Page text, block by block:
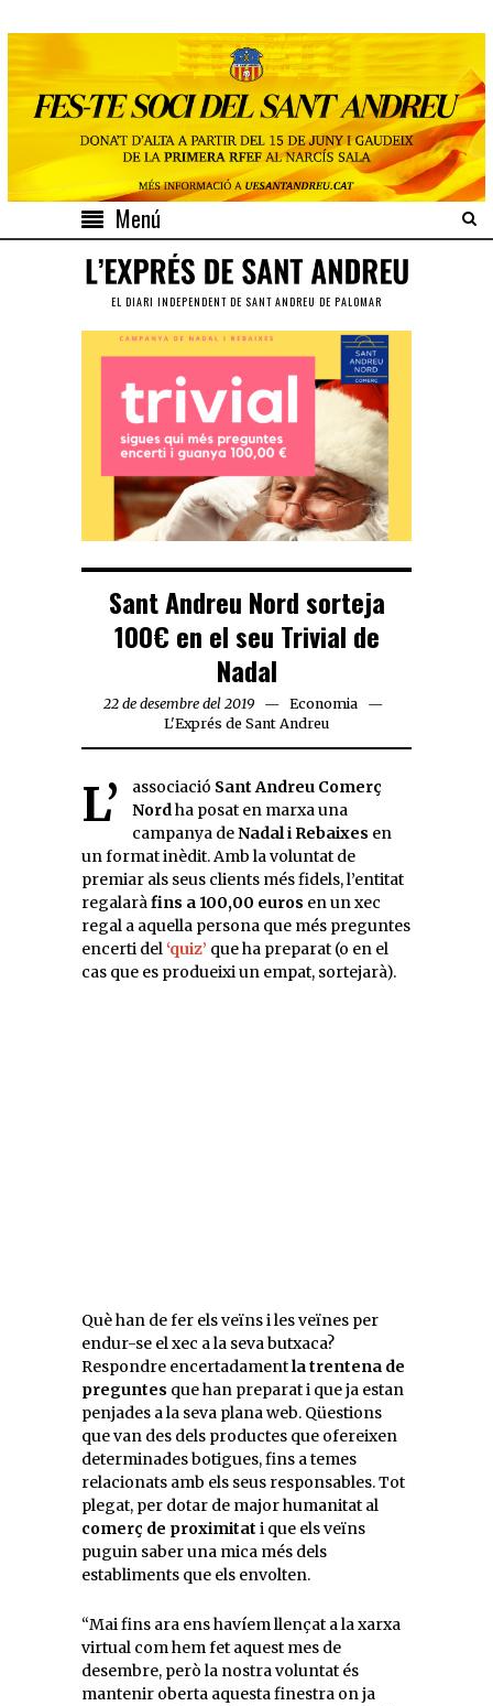
Menú
EL DIARI INDEPENDENT DE SANT ANDREU DE PALOMAR
Sant Andreu Nord sorteja
100€ en el seu Trivial de
Nadal
22 de desembre del 2019
Economia
L'Exprés de Sant Andreu
L’associació Sant Andreu Comerç
Nordha posat en marxa una
campanya deNadal i Rebaixes en
un format inèdit. Amb la voluntat de
premiar als seus clients més fidels, l’entitat
regalaràfins a 100,00 euros en un xec
regal a aquella persona que més preguntes
encerti del ‘quiz’ que ha preparat (o en el
cas que es produeixi un empat, sortejarà).
Què han de fer els veïns i les veïnes per
endur-se el xec a la seva butxaca?
Respondre encertadamentla trentena de
preguntes que han preparat i que ja estan
penjades a la seva plana web. Qüestions
que van des dels productes que ofereixen
determinades botigues, fins a temes
relacionats amb els seus responsables. Tot
plegat, per dotar de major humanitat al
comerç de proximitat i que els veïns
puguin saber una mica més dels
establiments que els envolten.
“Mai fins ara ens havíem llençat a la xarxa
virtual com hem fet aquest mes de
desembre, però la nostra voluntat és
mantenir oberta aquesta finestra on ja